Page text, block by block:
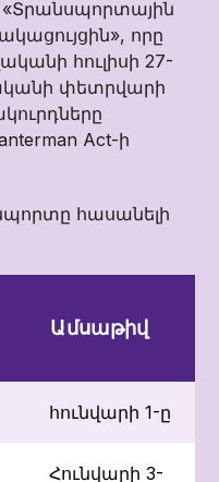
«Տրանսպորտային
որը
հուլիսի 27-
փետրվարի
Act-ի
հասանելի
Ամսաթիվ
հունվարի 1-ը
Հունվարի 3-